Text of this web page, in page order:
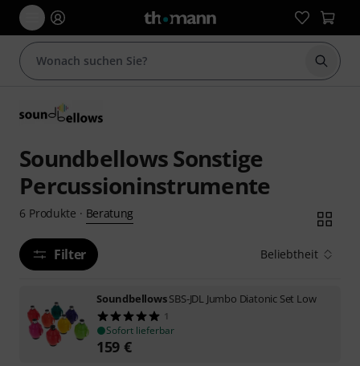
Suche
Soundbellows Sonstige
Percussioninstrumente
6 Produkte · Beratung
Filter Beliebtheit
SoundbellowsSBS-JDL Jumbo Diatonic Set Low
1
Sofort lieferbar
159 €